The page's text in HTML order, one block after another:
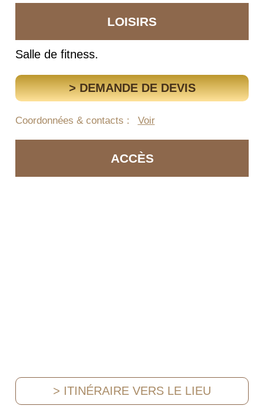
LOISIRS
Salle de fitness.
> DEMANDE DE DEVIS
Coordonnées & contacts : Voir
ACCÈS
> ITINÉRAIRE VERS LE LIEU